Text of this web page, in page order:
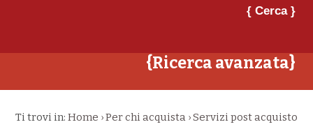
{ Cerca }
{Ricerca avanzata}
Ti trovi in: Home ›Per chi acquista ›Servizi post acquisto